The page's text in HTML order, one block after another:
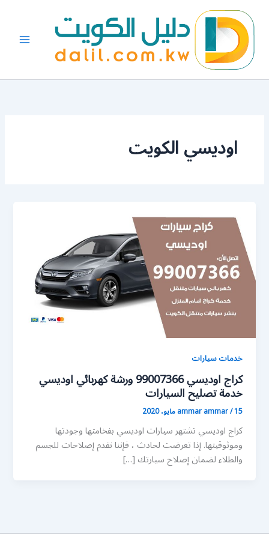
المحتوى
اوديسي الكويت
خدمات سيارات
كراج اوديسي 99007366 ورشة كهربائي اوديسي
خدمة تصليح السيارات
ammar ammar/15 مايو، 2020
كراج اوديسي تشتهر سيارات اوديسي بفخامتها وجودتها
وموثوقيتها. إذا تعرضت لحادث ، فإننا نقدم إصلاحات للجسم
والطلاء لضمان إصلاح سيارتك […]